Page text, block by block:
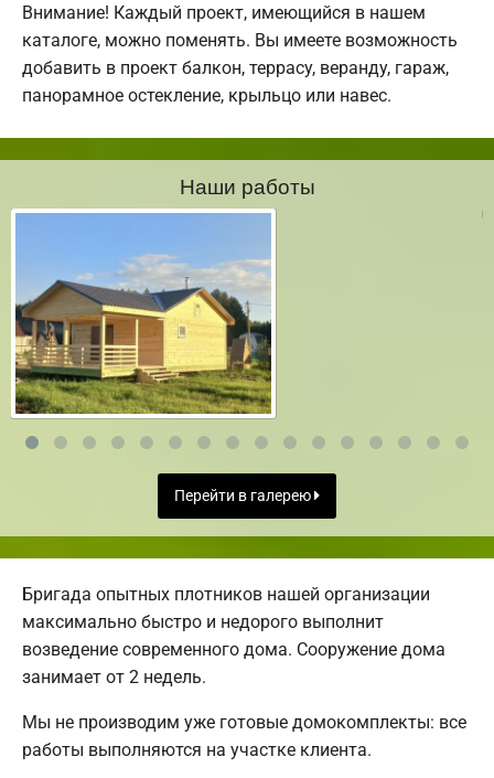
Внимание! Каждый проект, имеющийся в нашем
каталоге, можно поменять. Вы имеете возможность
добавить в проект балкон, террасу, веранду, гараж,
панорамное остекление, крыльцо или навес.
Наши работы
Перейти в галерею
Бригада опытных плотников нашей организации
максимально быстро и недорого выполнит
возведение современного дома. Сооружение дома
занимает от 2 недель.
Мы не производим уже готовые домокомплекты: все
работы выполняются на участке клиента.